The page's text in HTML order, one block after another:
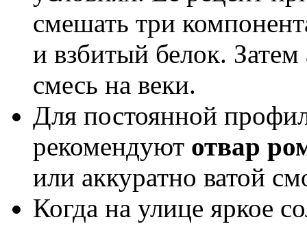
смешать три
и взбитый белок.
смесь на веки.
Для постоянной
рекомендуют отвар
или аккуратно ватой
Когда на улице яркое